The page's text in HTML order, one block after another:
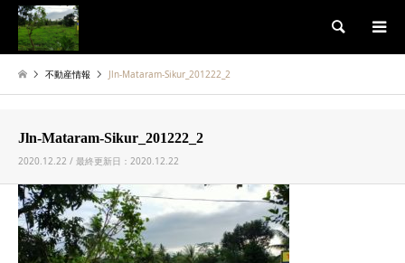
検索
不動産情報 Jln-Mataram-Sikur_201222_2
Jln-Mataram-Sikur_201222_2
2020.12.22 / 最終更新日：2020.12.22